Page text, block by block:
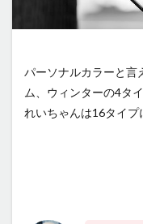
パーソナルカラーと言
ム、ウィンターの4タ
れいちゃんは16タイプ